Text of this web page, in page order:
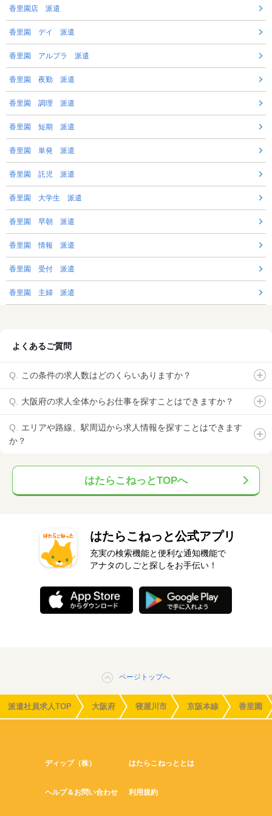
香里園店 派遣
香里園 デイ 派遣
香里園 アルプラ 派遣
香里園 夜勤 派遣
香里園 調理 派遣
香里園 短期 派遣
香里園 単発 派遣
香里園 託児 派遣
香里園 大学生 派遣
香里園 早朝 派遣
香里園 情報 派遣
香里園 受付 派遣
香里園 主婦 派遣
よくあるご質問
この条件の求人数はどのくらいありますか？
大阪府の求人全体からお仕事を探すことはできますか？
エリアや路線、駅周辺から求人情報を探すことはできます
か？
はたらこねっとTOPへ
はたらこねっと公式アプリ
充実の検索機能と便利な通知機能で
アナタのしごと探しをお手伝い！
ページトップへ
派遣社員求人TOP 大阪府 寝屋川市 京阪本線 香里園
ディップ（株） はたらこねっととは
ヘルプ＆お問い合わせ 利用規約